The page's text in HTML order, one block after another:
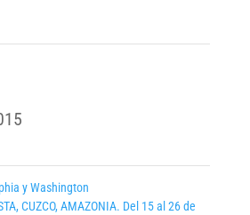
y Washington
CUZCO, AMAZONIA. Del 15 al 26 de